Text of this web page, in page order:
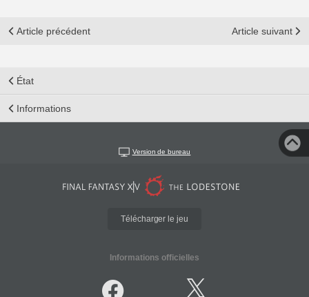
Article précédent Article suivant
État
Informations
Version de bureau
Télécharger le jeu
Informations officielles